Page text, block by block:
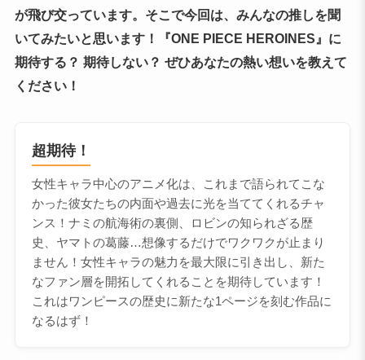
が飛び交っています。そこで今回は、みんなの推しを聞
いてみたいと思います！『ONE PIECE HEROINES』に
期待する？ 期待しない？ ぜひあなたの熱い想いを教えて
ください！
超期待！
女性キャラ中心のアニメ化は、これまで語られてこな
かった彼女たちの内面や過去に光を当ててくれるチャ
ンス！ナミの航海術の裏側、ロビンの知られざる歴
史、ヤマトの葛藤…想像するだけでワクワクが止まり
ません！女性キャラの魅力を最大限に引き出し、新た
なファン層を開拓してくれることを期待しています！
これはワンピースの歴史に新たな1ページを刻む作品に
なるはず！